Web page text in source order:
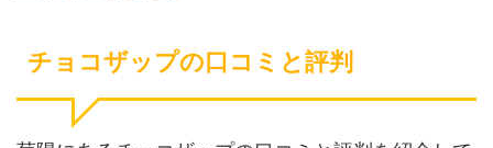
チョコザップの口コミと評判